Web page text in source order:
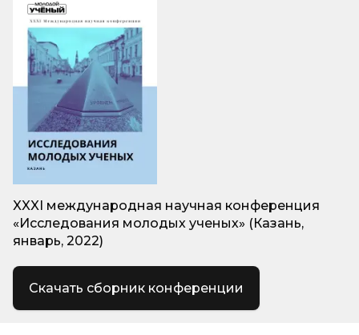
XXXI международная научная конференция
«Исследования молодых ученых» (Казань,
январь, 2022)
Скачать сборник конференции